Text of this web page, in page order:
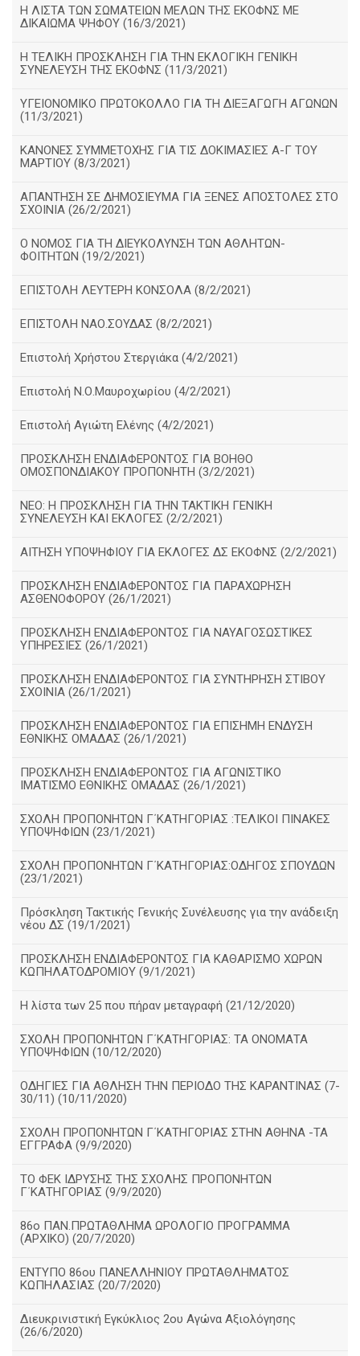
Η ΛΙΣΤΑ ΤΩΝ ΣΩΜΑΤΕΙΩΝ ΜΕΛΩΝ ΤΗΣ ΕΚΟΦΝΣ ΜΕ
ΔΙΚΑΙΩΜΑ ΨΗΦΟΥ (16/3/2021)
Η ΤΕΛΙΚΗ ΠΡΟΣΚΛΗΣΗ ΓΙΑ ΤΗΝ ΕΚΛΟΓΙΚΗ ΓΕΝΙΚΗ
ΣΥΝΕΛΕΥΣΗ ΤΗΣ ΕΚΟΦΝΣ (11/3/2021)
ΥΓΕΙΟΝΟΜΙΚΟ ΠΡΩΤΟΚΟΛΛΟ ΓΙΑ ΤΗ ΔΙΕΞΑΓΩΓΗ ΑΓΩΝΩΝ
(11/3/2021)
ΚΑΝΟΝΕΣ ΣΥΜΜΕΤΟΧΗΣ ΓΙΑ ΤΙΣ ΔΟΚΙΜΑΣΙΕΣ Α-Γ ΤΟΥ
ΜΑΡΤΙΟΥ (8/3/2021)
ΑΠΑΝΤΗΣΗ ΣΕ ΔΗΜΟΣΙΕΥΜΑ ΓΙΑ ΞΕΝΕΣ ΑΠΟΣΤΟΛΕΣ ΣΤΟ
ΣΧΟΙΝΙΑ (26/2/2021)
Ο ΝΟΜΟΣ ΓΙΑ ΤΗ ΔΙΕΥΚΟΛΥΝΣΗ ΤΩΝ ΑΘΛΗΤΩΝ-
ΦΟΙΤΗΤΩΝ (19/2/2021)
ΕΠΙΣΤΟΛΗ ΛΕΥΤΕΡΗ ΚΟΝΣΟΛΑ (8/2/2021)
ΕΠΙΣΤΟΛΗ ΝΑΟ.ΣΟΥΔΑΣ (8/2/2021)
Επιστολή Χρήστου Στεργιάκα (4/2/2021)
Επιστολή Ν.Ο.Μαυροχωρίου (4/2/2021)
Επιστολή Αγιώτη Ελένης (4/2/2021)
ΠΡΟΣΚΛΗΣΗ ΕΝΔΙΑΦΕΡΟΝΤΟΣ ΓΙΑ ΒΟΗΘΟ
ΟΜΟΣΠΟΝΔΙΑΚΟΥ ΠΡΟΠΟΝΗΤΗ (3/2/2021)
ΝΕΟ: Η ΠΡΟΣΚΛΗΣΗ ΓΙΑ ΤΗΝ ΤΑΚΤΙΚΗ ΓΕΝΙΚΗ
ΣΥΝΕΛΕΥΣΗ ΚΑΙ ΕΚΛΟΓΕΣ (2/2/2021)
ΑΙΤΗΣΗ ΥΠΟΨΗΦΙΟΥ ΓΙΑ ΕΚΛΟΓΕΣ ΔΣ ΕΚΟΦΝΣ (2/2/2021)
ΠΡΟΣΚΛΗΣΗ ΕΝΔΙΑΦΕΡΟΝΤΟΣ ΓΙΑ ΠΑΡΑΧΩΡΗΣΗ
ΑΣΘΕΝΟΦΟΡΟΥ (26/1/2021)
ΠΡΟΣΚΛΗΣΗ ΕΝΔΙΑΦΕΡΟΝΤΟΣ ΓΙΑ ΝΑΥΑΓΟΣΩΣΤΙΚΕΣ
ΥΠΗΡΕΣΙΕΣ (26/1/2021)
ΠΡΟΣΚΛΗΣΗ ΕΝΔΙΑΦΕΡΟΝΤΟΣ ΓΙΑ ΣΥΝΤΗΡΗΣΗ ΣΤΙΒΟΥ
ΣΧΟΙΝΙΑ (26/1/2021)
ΠΡΟΣΚΛΗΣΗ ΕΝΔΙΑΦΕΡΟΝΤΟΣ ΓΙΑ ΕΠΙΣΗΜΗ ΕΝΔΥΣΗ
ΕΘΝΙΚΗΣ ΟΜΑΔΑΣ (26/1/2021)
ΠΡΟΣΚΛΗΣΗ ΕΝΔΙΑΦΕΡΟΝΤΟΣ ΓΙΑ ΑΓΩΝΙΣΤΙΚΟ
ΙΜΑΤΙΣΜΟ ΕΘΝΙΚΗΣ ΟΜΑΔΑΣ (26/1/2021)
ΣΧΟΛΗ ΠΡΟΠΟΝΗΤΩΝ Γ΄ΚΑΤΗΓΟΡΙΑΣ :ΤΕΛΙΚΟΙ ΠΙΝΑΚΕΣ
ΥΠΟΨΗΦΙΩΝ (23/1/2021)
ΣΧΟΛΗ ΠΡΟΠΟΝΗΤΩΝ Γ΄ΚΑΤΗΓΟΡΙΑΣ:ΟΔΗΓΟΣ ΣΠΟΥΔΩΝ
(23/1/2021)
Πρόσκληση Τακτικής Γενικής Συνέλευσης για την ανάδειξη
νέου ΔΣ (19/1/2021)
ΠΡΟΣΚΛΗΣΗ ΕΝΔΙΑΦΕΡΟΝΤΟΣ ΓΙΑ ΚΑΘΑΡΙΣΜΟ ΧΩΡΩΝ
ΚΩΠΗΛΑΤΟΔΡΟΜΙΟΥ (9/1/2021)
Η λίστα των 25 που πήραν μεταγραφή (21/12/2020)
ΣΧΟΛΗ ΠΡΟΠΟΝΗΤΩΝ Γ΄ΚΑΤΗΓΟΡΙΑΣ: ΤΑ ΟΝΟΜΑΤΑ
ΥΠΟΨΗΦΙΩΝ (10/12/2020)
ΟΔΗΓΙΕΣ ΓΙΑ ΑΘΛΗΣΗ ΤΗΝ ΠΕΡΙΟΔΟ ΤΗΣ ΚΑΡΑΝΤΙΝΑΣ (7-
30/11) (10/11/2020)
ΣΧΟΛΗ ΠΡΟΠΟΝΗΤΩΝ Γ΄ΚΑΤΗΓΟΡΙΑΣ ΣΤΗΝ ΑΘΗΝΑ -ΤΑ
ΕΓΓΡΑΦΑ (9/9/2020)
TO ΦΕΚ ΙΔΡΥΣΗΣ ΤΗΣ ΣΧΟΛΗΣ ΠΡΟΠΟΝΗΤΩΝ
Γ΄ΚΑΤΗΓΟΡΙΑΣ (9/9/2020)
86o ΠΑΝ.ΠΡΩΤΑΘΛΗΜΑ ΩΡΟΛΟΓΙΟ ΠΡΟΓΡΑΜΜΑ
(ΑΡΧΙΚΟ) (20/7/2020)
ΕΝΤΥΠΟ 86ου ΠΑΝΕΛΛΗΝΙΟΥ ΠΡΩΤΑΘΛΗΜΑΤΟΣ
ΚΩΠΗΛΑΣΙΑΣ (20/7/2020)
Διευκρινιστική Εγκύκλιος 2ου Αγώνα Αξιολόγησης
(26/6/2020)